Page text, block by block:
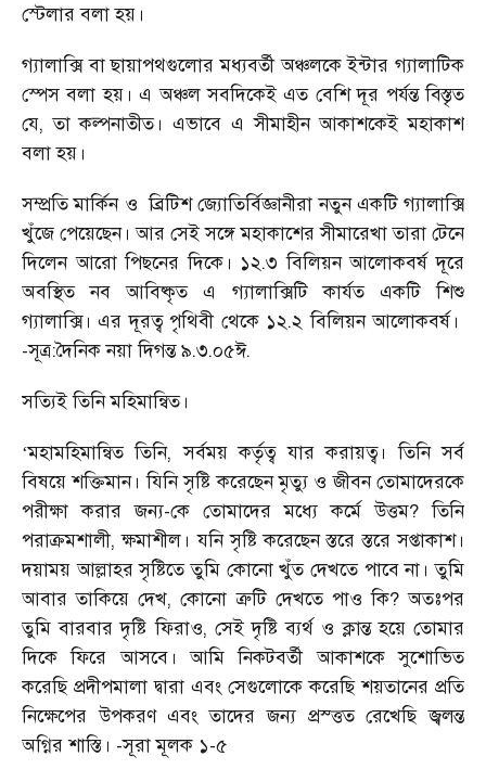
স্টেলার বলা হয়।
গ্যালাক্সি বা ছায়াপথগুলোর মধ্যবর্তী অঞ্চলকে ইন্টার গ্যালাটিক
স্পেস বলা হয়। এ অঞ্চল সবদিকেই এত বেশি দূর পর্যন্ত বিস্তৃত
যে, তা কল্পনাতীত। এভাবে এ সীমাহীন আকাশকেই মহাকাশ
বলা হয়।
সম্প্রতি মার্কিন ও ব্রিটিশ জ্যোতির্বিজ্ঞানীরা নতুন একটি গ্যালাক্সি
খুঁজে পেয়েছেন। আর সেই সঙ্গে মহাকাশের সীমারেখা তারা টেনে
দিলেন আরো পিছনের দিকে। ১২.৩ বিলিয়ন আলোকবর্ষ দূরে
অবস্থিত নব আবিষ্কৃত এ গ্যালাক্সিটি কার্যত একটি শিশু
গ্যালাক্সি। এর দূরত্ব পৃথিবী থেকে ১২.২ বিলিয়ন আলোকবর্ষ।
-সূত্র:দৈনিক নয়া দিগন্ত ৯.৩.০৫ঈ.
সত্যিই তিনি মহিমান্বিত।
‘মহামহিমান্বিত তিনি, সর্বময় কর্তৃত্ব যার করায়ত্ব। তিনি সর্ব
বিষয়ে শক্তিমান। যিনি সৃষ্টি করেছেন মৃত্যু ও জীবন তোমাদেরকে
পরীক্ষা করার জন্য-কে তোমাদের মধ্যে কর্মে উত্তম? তিনি
পরাক্রমশালী, ক্ষমাশীল। যনি সৃষ্টি করেছেন স্তরে স্তরে সপ্তাকাশ।
দয়াময় আল্লাহর সৃষ্টিতে তুমি কোনো খুঁত দেখতে পাবে না। তুমি
আবার তাকিয়ে দেখ, কোনো ত্রুটি দেখতে পাও কি? অতঃপর
তুমি বারবার দৃষ্টি ফিরাও, সেই দৃষ্টি ব্যর্থ ও ক্লান্ত হয়ে তোমার
দিকে ফিরে আসবে। আমি নিকটবর্তী আকাশকে সুশোভিত
করেছি প্রদীপমালা দ্বারা এবং সেগুলোকে করেছি শয়তানের প্রতি
নিক্ষেপের উপকরণ এবং তাদের জন্য প্রস্ত্তত রেখেছি জ্বলন্ত
অগ্নির শাস্তি। -সূরা মূলক ১-৫